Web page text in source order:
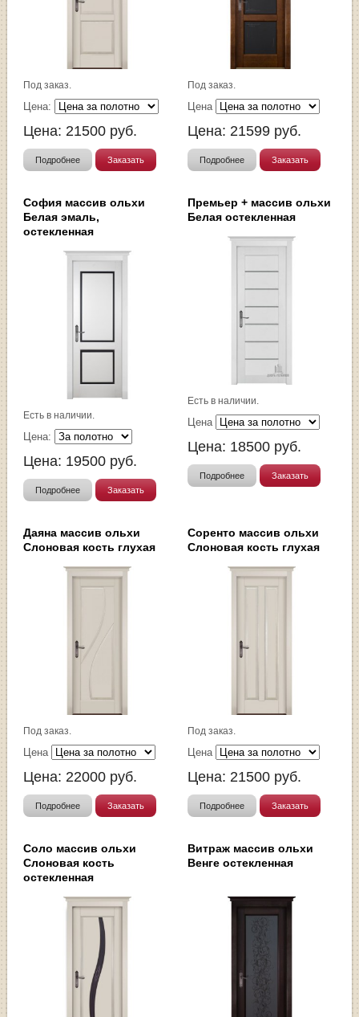
Под заказ.
Цена:
Цена: 21500 руб.
Подробнее Заказать
Под заказ.
Цена
Цена: 21599 руб.
Подробнее Заказать
София массив ольхи
Белая эмаль,
остекленная
Есть в наличии.
Цена:
Цена: 19500 руб.
Подробнее Заказать
Премьер + массив ольхи
Белая остекленная
Есть в наличии.
Цена
Цена: 18500 руб.
Подробнее Заказать
Даяна массив ольхи
Слоновая кость глухая
Под заказ.
Цена
Цена: 22000 руб.
Подробнее Заказать
Соренто массив ольхи
Слоновая кость глухая
Под заказ.
Цена
Цена: 21500 руб.
Подробнее Заказать
Соло массив ольхи
Слоновая кость
остекленная
Витраж массив ольхи
Венге остекленная